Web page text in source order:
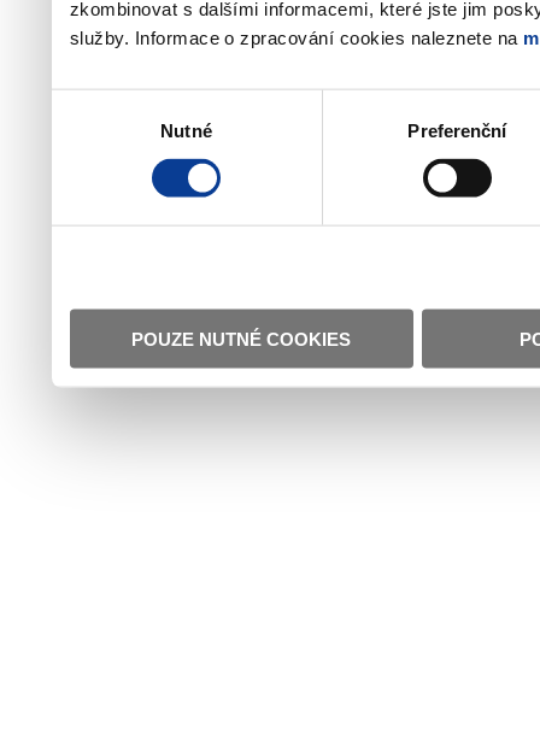
zkombinovat s dalšími informacemi, které jste jim
služby. Informace o zpracování cookies naleznete na
Nutné Preferenční
POUZE NUTNÉ COOKIES